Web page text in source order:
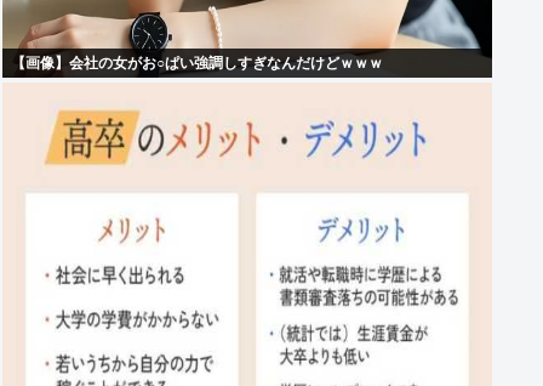
【画像】会社の女がお○ぱい強調しすぎなんだけどｗｗｗ